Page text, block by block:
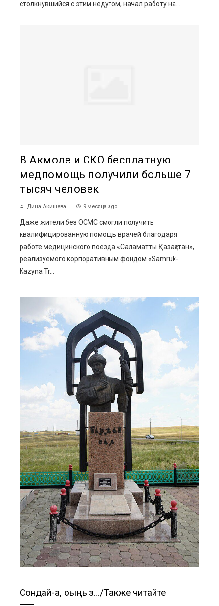
столкнувшийся с этим недугом, начал работу на...
В Акмоле и СКО бесплатную
медпомощь получили больше 7
тысяч человек
Дина Акишева 9 месяца ago
Даже жители без ОСМС смогли получить
квалифицированную помощь врачей благодаря
работе медицинского поезда «Саламатты Қазақстан»,
реализуемого корпоративным фондом «Samruk-
Kazyna Tr...
Сондай-ақ, оқыңыз…/Также читайте